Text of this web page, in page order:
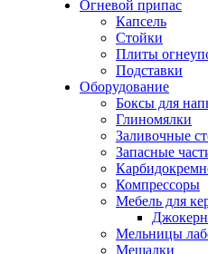
Огневой припас
Капсель
Стойки
Плиты
Подставки
Оборудование
Боксы для
Глиномялки
Заливочные
Запасные
Компрессоры
Мебель для
Мельницы
Мешалки